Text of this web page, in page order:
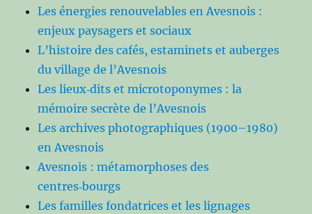
Les énergies renouvelables en Avesnois :
enjeux paysagers et sociaux
L’histoire des cafés, estaminets et auberges
du village de l’Avesnois
Les lieux‑dits et microtoponymes : la
mémoire secrète de l’Avesnois
Les archives photographiques (1900–1980)
en Avesnois
Avesnois : métamorphoses des
centres‑bourgs
Les familles fondatrices et les lignages